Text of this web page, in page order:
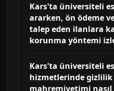
Kars'ta üniversiteli
ararken, ön ödeme
talep eden ilanlara
korunma yöntemi
Kars'ta üniversiteli
hizmetlerinde gizlilik
mahremiyetimi